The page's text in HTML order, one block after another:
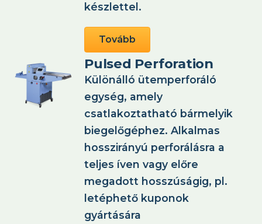
készlettel.
Tovább
Pulsed Perforation
Különálló ütemperforáló
egység, amely
csatlakoztatható bármelyik
biegelőgéphez. Alkalmas
hosszirányú perforálásra a
teljes íven vagy előre
megadott hosszúságig, pl.
letéphető kuponok
gyártására